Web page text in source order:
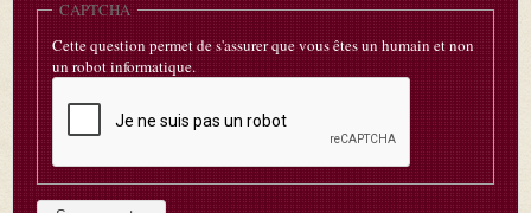
CAPTCHA
Cette question permet de s'assurer que vous êtes un humain et non
un robot informatique.